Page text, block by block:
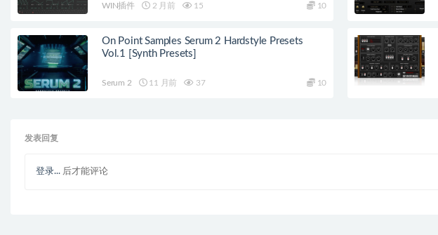
WIN插件 2 月前 15 10
On Point Samples Serum 2 Hardstyle Presets
Vol.1 [Synth Presets]
Serum 2 11 月前 37 10
发表回复
登录... 后才能评论